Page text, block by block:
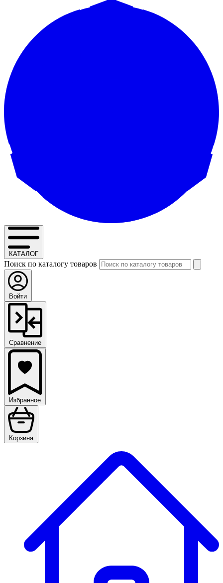
КАТАЛОГ
Поиск по каталогу товаров
Войти
Сравнение
Избранное
Корзина